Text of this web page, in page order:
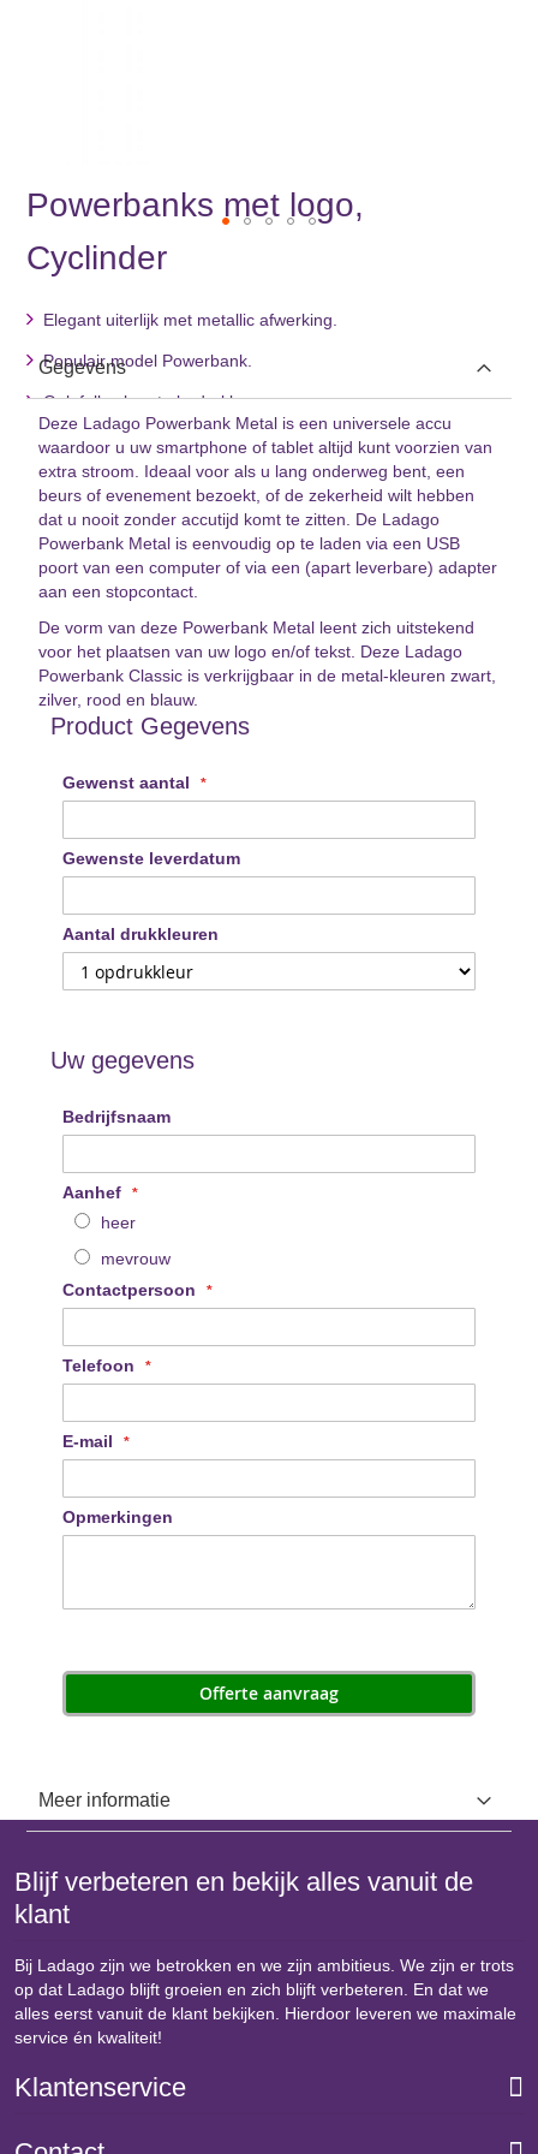
Ga
naar
begin
de
afbeeldingen-
gallerij
Powerbanks met logo,
Cyclinder
Elegant uiterlijk met metallic afwerking.
Populair model Powerbank.
Ook full colour te bedrukken.
Gegevens
Deze Ladago Powerbank Metal is een universele accu
waardoor u uw smartphone of tablet altijd kunt voorzien van
extra stroom. Ideaal voor als u lang onderweg bent, een
beurs of evenement bezoekt, of de zekerheid wilt hebben
dat u nooit zonder accutijd komt te zitten. De Ladago
Powerbank Metal is eenvoudig op te laden via een USB
poort van een computer of via een (apart leverbare) adapter
aan een stopcontact.
De vorm van deze Powerbank Metal leent zich uitstekend
voor het plaatsen van uw logo en/of tekst. Deze Ladago
Powerbank Classic is verkrijgbaar in de metal-kleuren zwart,
zilver, rood en blauw.
Product Gegevens
Gewenst aantal
Gewenste leverdatum
Aantal drukkleuren
Uw gegevens
Bedrijfsnaam
Aanhef
heer
mevrouw
Contactpersoon
Telefoon
E-mail
Opmerkingen
Offerte aanvraag
Meer informatie
Blijf verbeteren en bekijk alles vanuit de
klant
Bij Ladago zijn we betrokken en we zijn ambitieus. We zijn er trots
op dat Ladago blijft groeien en zich blijft verbeteren. En dat we
alles eerst vanuit de klant bekijken. Hierdoor leveren we maximale
service én kwaliteit!
Klantenservice